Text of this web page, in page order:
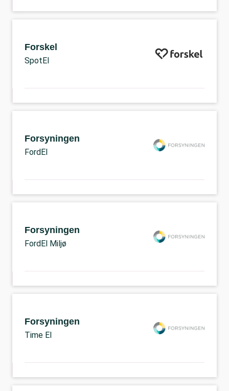
Forskel
SpotEl
Forsyningen
FordEl
Forsyningen
FordEl Miljø
Forsyningen
Time El